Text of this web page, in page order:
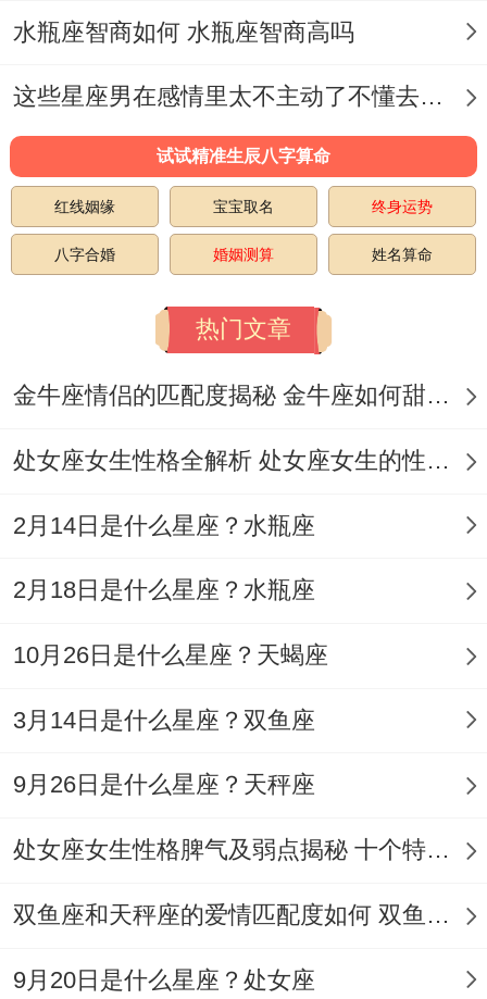
夫妻店模式:调查说明；蛇兔夫妻共同经营企
高风险组合警示:虎还有猪,相冲相刑的财富
损耗.虎的寅木跟蛇的巳火相刑、易引发决策
冲突（警示“合作易因冲动决策亏损”）。
猪的亥水与蛇的巳火相冲 -在金融投资领域
动态平衡法则，五行调同步骤 火旺的属蛇人
宜选择金、土属性生肖（猴、鸡、牛）增强
不普通场景:木旺年份（如2025乙巳年）可
适度引入属兔、属虎搭档激发创新力。
蛇同啥生肖最旺财运；财富加速器:生肖猴的
锐度（提到“属猴人富有进取心”）- 结合属蛇
蛇组合,两年内实现销售额从千万到亿级突
水瓶座智商如何 水瓶座智商高吗
这些星座男在感情里太不主动了不懂去爱 这些星座男在感情中排第几
试试精准生辰八字算命
红线姻缘 宝宝取名 终身运势
八字合婚 婚姻测算 姓名算命
热门文章
金牛座情侣的匹配度揭秘 金牛座如何甜蜜恋爱
处女座女生性格全解析 处女座女生的性格是什么样的
2月14日是什么星座？水瓶座
2月18日是什么星座？水瓶座
10月26日是什么星座？天蝎座
3月14日是什么星座？双鱼座
9月26日是什么星座？天秤座
处女座女生性格脾气及弱点揭秘 十个特点惊人！
双鱼座和天秤座的爱情匹配度如何 双鱼天秤缘分会怎样
9月20日是什么星座？处女座